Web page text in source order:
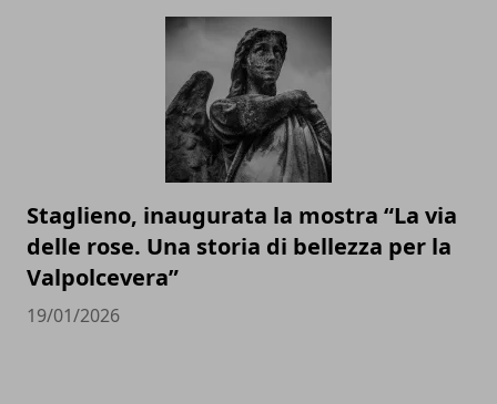
Staglieno, inaugurata la mostra “La via
delle rose. Una storia di bellezza per la
Valpolcevera”
19/01/2026